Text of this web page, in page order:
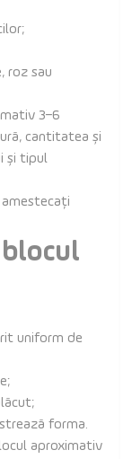
roz sau
3–6
cantitatea și
și tipul
amestecați
uniform de
forma.
aproximativ